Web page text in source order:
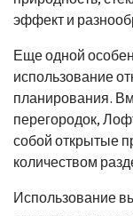
эффект и
Еще одной
использование
планирования.
перегородок,
собой открытые
количеством
Использование